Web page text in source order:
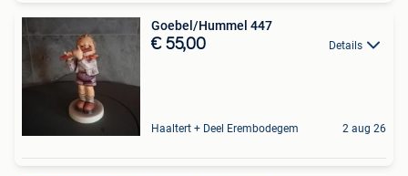
Goebel/Hummel 447
€ 55,00 Details
Haaltert + Deel Erembodegem 2 aug 26